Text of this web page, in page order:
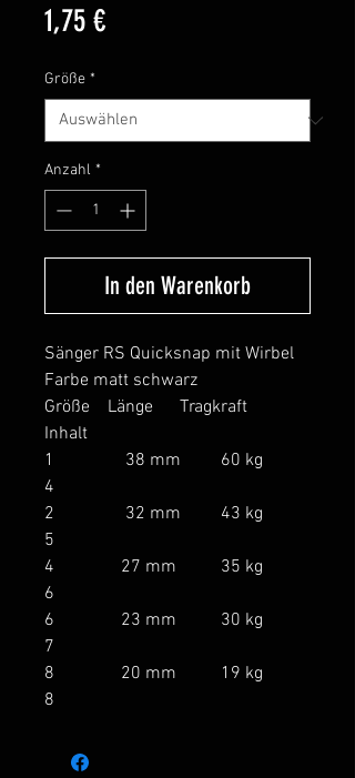
1,75 €Preis
Größe *
Anzahl *
In den Warenkorb
Sänger RS Quicksnap mit Wirbel
Farbe matt schwarz
Größe Länge Tragkraft
Inhalt
1 38 mm 60 kg
4
2 32 mm 43 kg
5
4 27 mm 35 kg
6
6 23 mm 30 kg
7
8 20 mm 19 kg
8